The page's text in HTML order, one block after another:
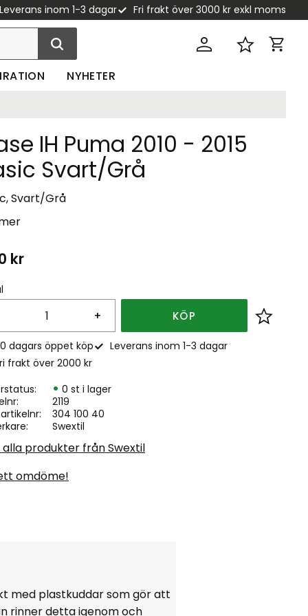
Leverans inom 1-3 dagar Fri frakt över 3000 kr exkl moms
Favoriter
NYHETER
IH Puma 2010 - 2015
Svart/Grå
Svart/Grå
kr
+ KÖP Lägg
dagars öppet köp
Leverans inom 1-3 dagar
frakt över 2000 kr
0 st i lager
2119
304 100 40
Swextil
alla produkter från Swextil
omdöme!
med plastkuddar som gör att
rinner detta igenom och